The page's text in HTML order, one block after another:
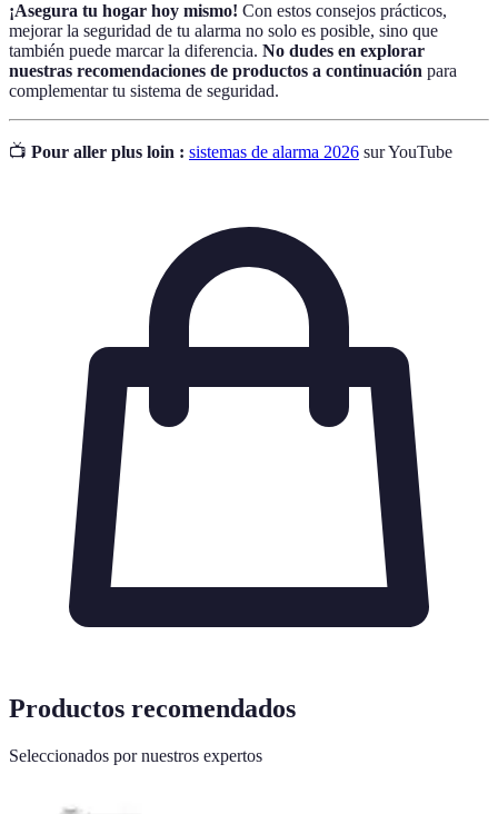
¡Asegura tu hogar hoy mismo! Con estos consejos prácticos,
mejorar la seguridad de tu alarma no solo es posible, sino que
también puede marcar la diferencia. No dudes en explorar
nuestras recomendaciones de productos a continuación para
complementar tu sistema de seguridad.
📺 Pour aller plus loin : sistemas de alarma 2026 sur YouTube
Productos recomendados
Seleccionados por nuestros expertos